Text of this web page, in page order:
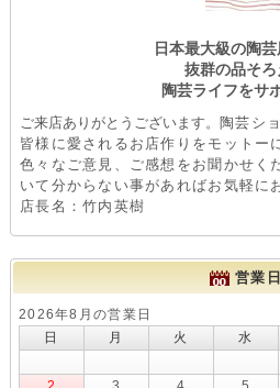
日本最大級の陶
抜群の品そろ
陶芸ライフをサ
ご来店ありがとうございます。 陶芸シ
皆様に愛されるお店作りをモットー
色々なご意見、ご感想をお聞かせく
いて分からない事があればお気軽に
店長名：竹内英樹
営業日
2026年8月の営業日
日
月 火 水